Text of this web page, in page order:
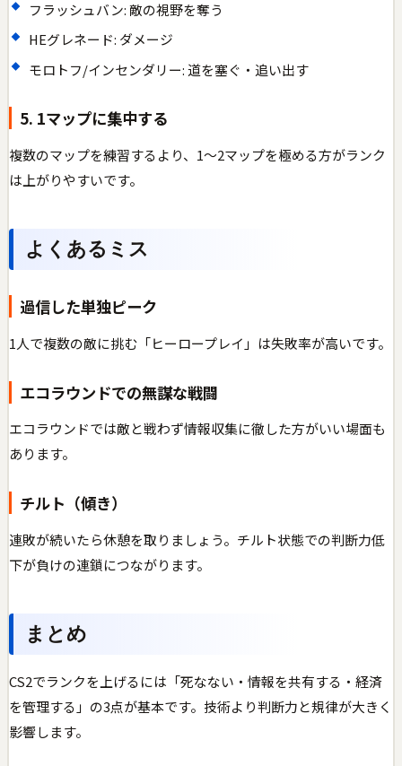
フラッシュバン: 敵の視野を奪う
HEグレネード: ダメージ
モロトフ/インセンダリー: 道を塞ぐ・追い出す
5. 1マップに集中する
複数のマップを練習するより、1〜2マップを極める方がランク
は上がりやすいです。
よくあるミス
過信した単独ピーク
1人で複数の敵に挑む「ヒーロープレイ」は失敗率が高いです。
エコラウンドでの無謀な戦闘
エコラウンドでは敵と戦わず情報収集に徹した方がいい場面も
あります。
チルト（傾き）
連敗が続いたら休憩を取りましょう。チルト状態での判断力低
下が負けの連鎖につながります。
まとめ
CS2でランクを上げるには「死なない・情報を共有する・経済
を管理する」の3点が基本です。技術より判断力と規律が大きく
影響します。